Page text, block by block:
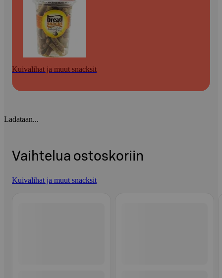
Kuivalihat ja muut snacksit
Ladataan...
Vaihtelua ostoskoriin
Kuivalihat ja muut snacksit